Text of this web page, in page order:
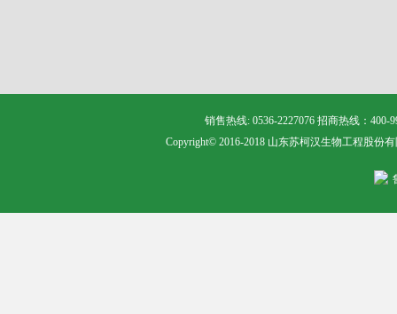
销售热线: 0536-2227076 招商热线：
Copyright© 2016-2018 山东苏柯汉生物工程股份